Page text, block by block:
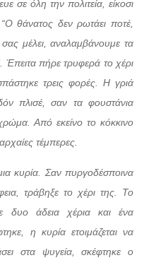
σε όλη την πολιτεία, είκοσι
θάνατος δεν ρωτάει ποτέ,
μέλει, αναλαμβάνουμε τα
Έπειτα πήρε τρυφερά το χέρι
τρεις φορές. Η γριά
πλισέ, σαν τα φουστάνια
Από εκείνο το κόκκινο
τέμπερες.
κυρία. Σαν πυργοδέσποινα
τράβηξε το χέρι της. Το
δυο άδεια χέρια και ένα
η κυρία ετοιμάζεται να
στα ψυγεία, σκέφτηκε ο